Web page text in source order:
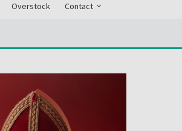
Overstock Contact